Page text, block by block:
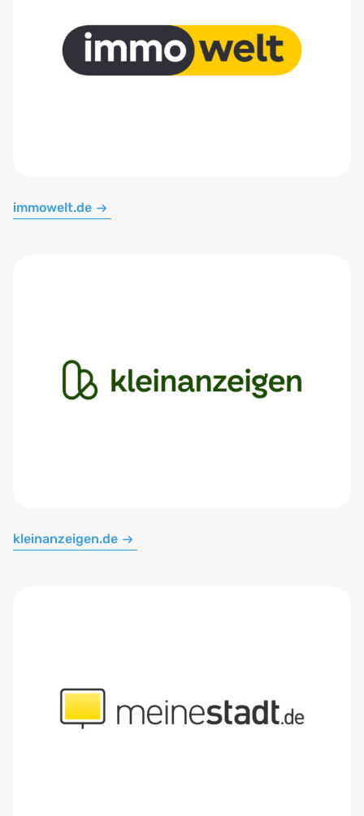
immowelt.de
kleinanzeigen.de